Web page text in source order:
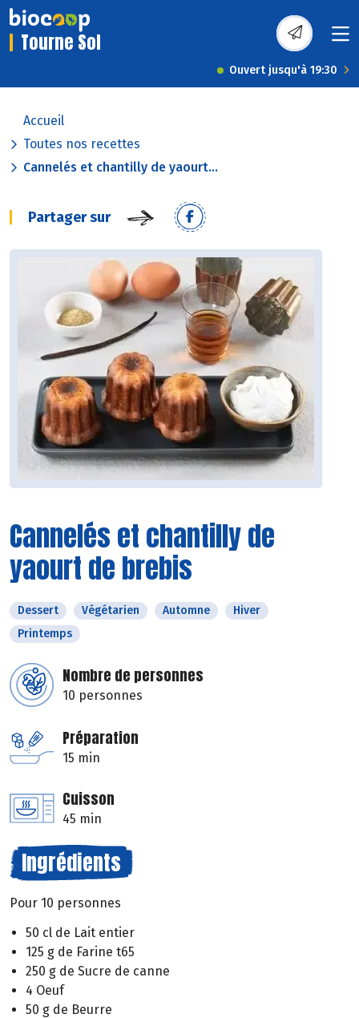
Tourne Sol
Ouvert jusqu'à 19:30
Accueil
Toutes nos recettes
Cannelés et chantilly de yaourt...
Partager sur
Cannelés et chantilly de
yaourt de brebis
Dessert Végétarien Automne
Hiver
Printemps
Nombre de personnes
10 personnes
Préparation
15 min
Cuisson
45 min
Ingrédients
Pour 10 personnes
50 cl de Lait entier
125 g de Farine t65
250 g de Sucre de canne
4 Oeuf
50 g de Beurre